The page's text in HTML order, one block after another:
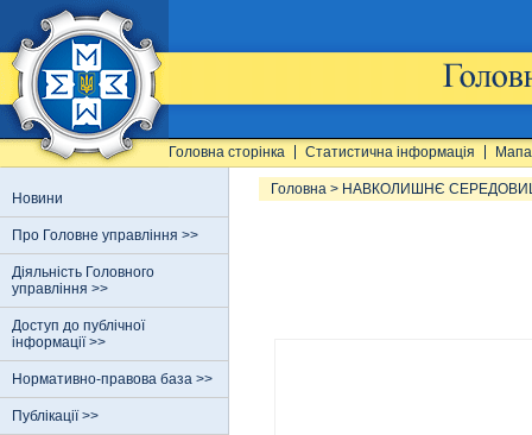
Головна сторінка Статистична інформація
Новини
Про Головне управління >>
Діяльність Головного
управління >>
Доступ до публічної
інформації >>
Нормативно-правова база >>
Публікації >>
Головна > НАВКОЛИШНЄ